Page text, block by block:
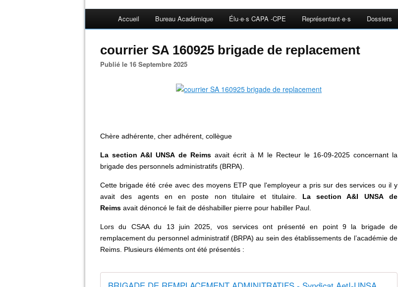
Accueil Bureau Académique Élu·e·s CAPA -CPE Représentant·e·s Dossiers
courrier SA 160925 brigade de replacement
Publié le 16 Septembre 2025
Chère adhérente, cher adhérent, collègue
La section A&I UNSA de Reims avait écrit à M le Recteur le 16-09-2025 concernant la
brigade des personnels administratifs (BRPA).
Cette brigade été crée avec des moyens ETP que l'employeur a pris sur des services ou il y
avait des agents en en poste non titulaire et titulaire. La section A&I UNSA de
Reims avait dénoncé le fait de déshabiller pierre pour habiller Paul.
Lors du CSAA du 13 juin 2025, vos services ont présenté en point 9 la brigade de
remplacement du personnel administratif (BRPA) au sein des établissements de l’académie de
Reims. Plusieurs éléments ont été présentés :